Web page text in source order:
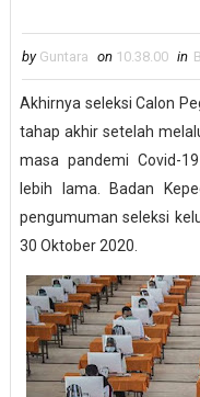
by Guntara on 10.38.00 in
Akhirnya seleksi Calon
tahap akhir setelah
masa pandemi Covid-
lebih lama. Badan
pengumuman seleksi
30 Oktober 2020.